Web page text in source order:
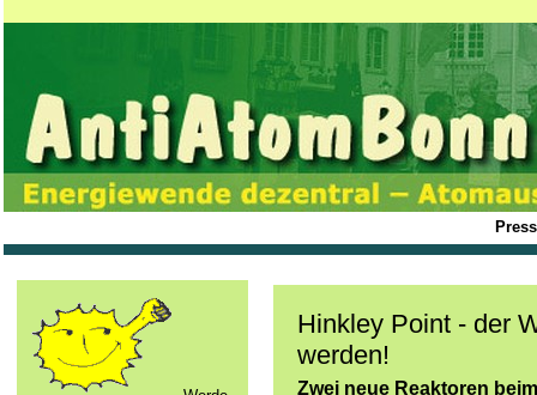
Hinkley Point - der
werden!
Zwei neue Reaktoren